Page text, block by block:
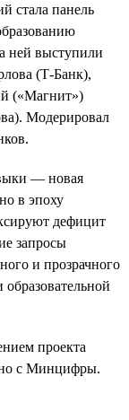
стала панель
ней выступили
(Т-Банк),
(«Магнит»)
Модерировал
— новая
в эпоху
дефицит
запросы
и прозрачного
проекта
с Минцифры.